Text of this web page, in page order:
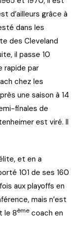
d’ailleurs grâce à
dans les
des Cleveland
il passe 10
rapide par
chez les
une saison à 14
finales de
est viré. Il
et en a
101 de ses 160
aux playoffs en
mais n’est
le 8ème coach en